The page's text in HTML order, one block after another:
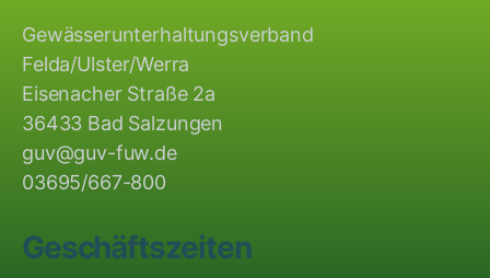
Gewässerunterhaltungsverband
Felda/Ulster/Werra
Eisenacher Straße 2a
36433 Bad Salzungen
guv@guv-fuw.de
03695/667-800
Geschäftszeiten